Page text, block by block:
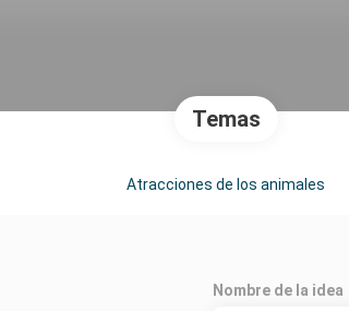
Temas
Atracciones de los animales
Nombre de la idea